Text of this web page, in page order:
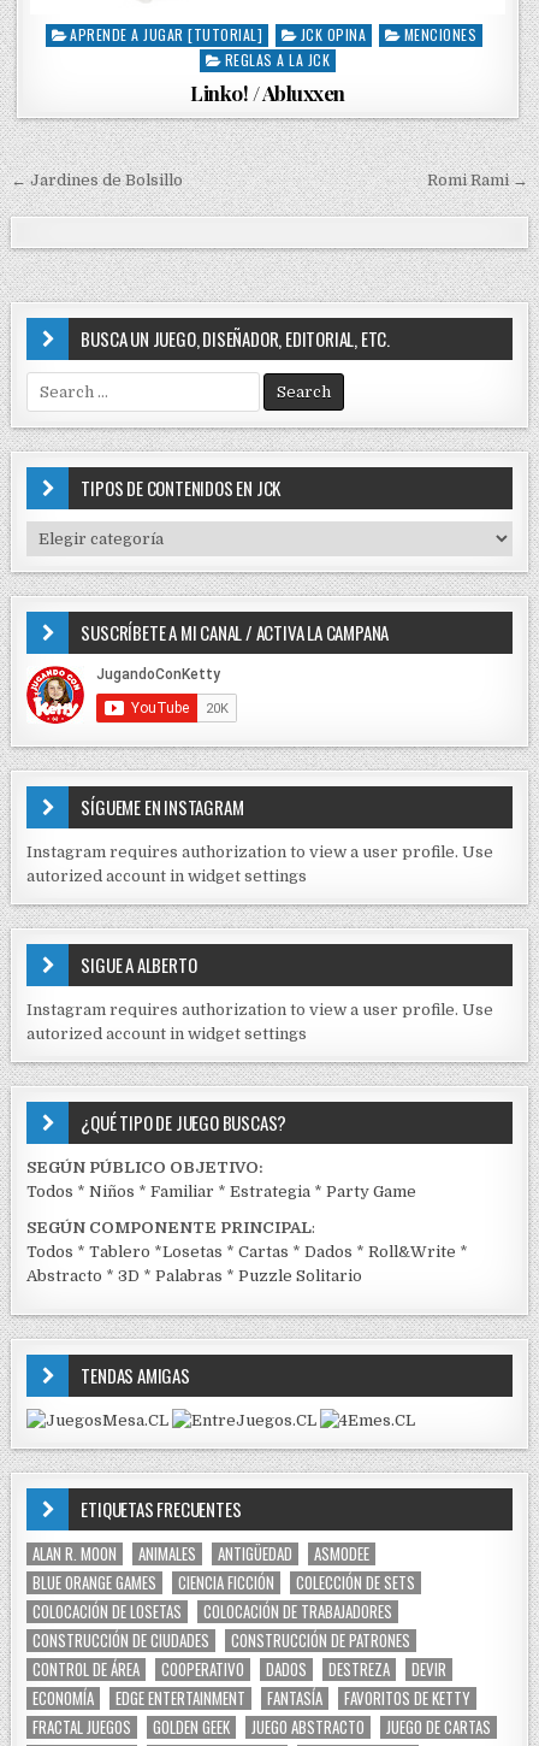
P
e
d
i
n
APRENDE A JUGAR [TUTORIAL] JCK OPINA
MENCIONES
REGLAS A LA JCK
Linko! / Abluxxen
N
a
v
e
a
c
i
ó
n
e
e
n
r
a
d
← Jardines de Bolsillo Romi Rami →
BUSCA UN JUEGO, DISEÑADOR, EDITORIAL, ETC.
e
a
r
o
r
:
TIPOS DE CONTENIDOS EN JCK
I
P
D
E
C
N
T
I
D
S
E
J
C
K
SUSCRÍBETE A MI CANAL / ACTIVA LA CAMPANA
SÍGUEME EN INSTAGRAM
Instagram requires authorization to view a user profile. Use
autorized account in widget settings
SIGUE A ALBERTO
Instagram requires authorization to view a user profile. Use
autorized account in widget settings
¿QUÉ TIPO DE JUEGO BUSCAS?
SEGÚN PÚBLICO OBJETIVO:
Todos *Niños *Familiar *Estrategia *Party Game
SEGÚN COMPONENTE PRINCIPAL:
Todos *Tablero *Losetas *Cartas *Dados *Roll&Write *
Abstracto *3D *Palabras *Puzzle Solitario
TENDAS AMIGAS
ETIQUETAS FRECUENTES
ALAN R. MOON ANIMALES ANTIGÜEDAD
ASMODEE
BLUE ORANGE GAMES
CIENCIA FICCIÓN
COLECCIÓN DE SETS
COLOCACIÓN DE LOSETAS
COLOCACIÓN DE TRABAJADORES
CONSTRUCCIÓN DE CIUDADES
CONSTRUCCIÓN DE PATRONES
CONTROL DE ÁREA
COOPERATIVO DADOS DESTREZA
DEVIR
ECONOMÍA
EDGE ENTERTAINMENT FANTASÍA
FAVORITOS DE KETTY
FRACTAL JUEGOS
GOLDEN GEEK JUEGO ABSTRACTO
JUEGO DE CARTAS